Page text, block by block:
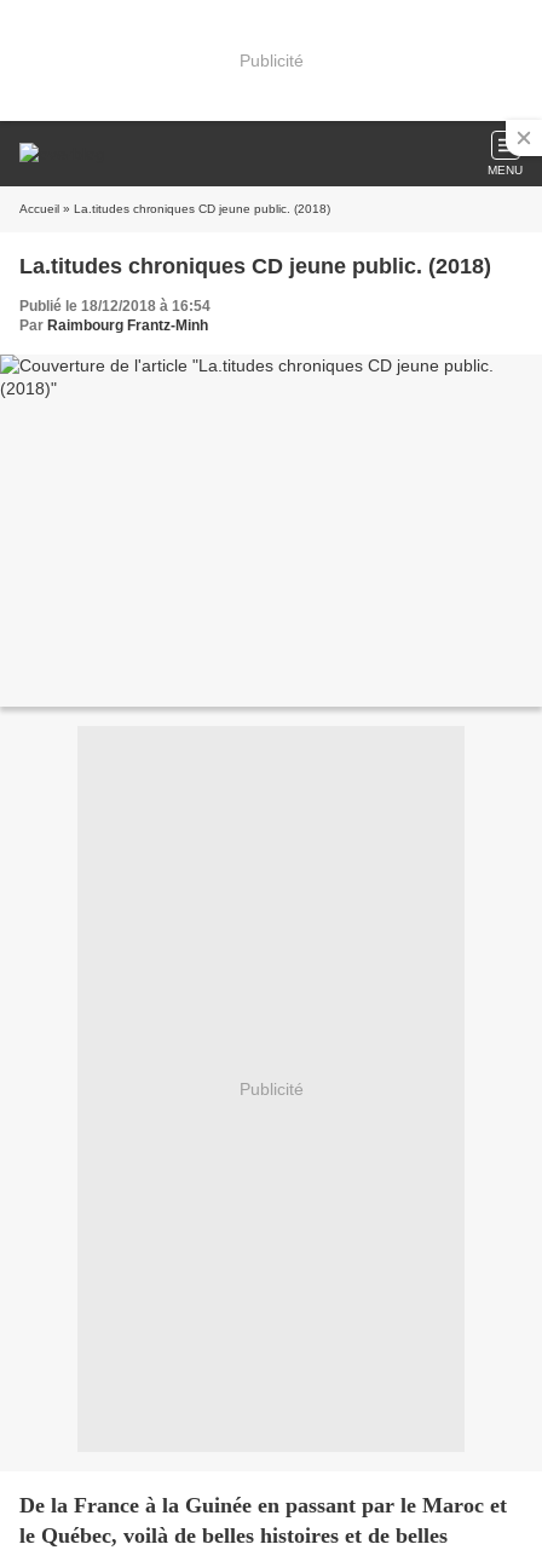
Publicité
MENU
Accueil » La.titudes chroniques CD jeune public. (2018)
La.titudes chroniques CD jeune public. (2018)
Publié le 18/12/2018 à 16:54
Par Raimbourg Frantz-Minh
Publicité
De la France à la Guinée en passant par le Maroc et
le Québec, voilà de belles histoires et de belles